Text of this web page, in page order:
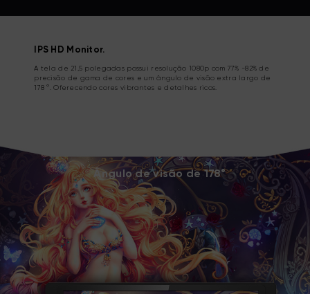
IPS HD Monitor.
A tela de 21,5 polegadas possui resolução 1080p com 77% -82% de
precisão de gama de cores e um ângulo de visão extra largo de
178 °. Oferecendo cores vibrantes e detalhes ricos.
Ângulo de visão de 178°